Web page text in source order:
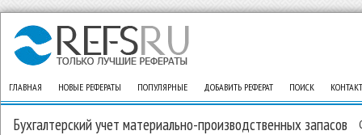
ГЛАВНАЯ НОВЫЕ РЕФЕРАТЫ ПОПУЛЯРНЫЕ ДОБАВИТЬ РЕФЕРАТ ПОИСК
Бухгалтерский учет материально-производственных запасов